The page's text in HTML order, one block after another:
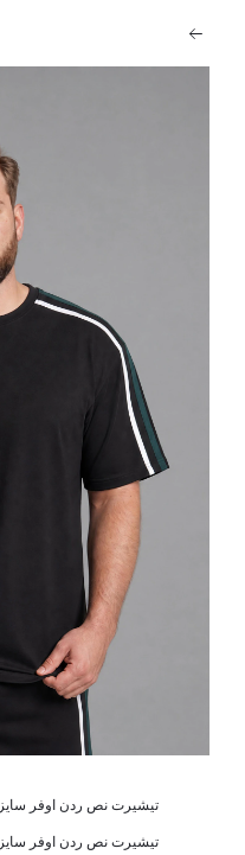
تيشيرت نص ردن اوفر سايز
تيشيرت نص ردن اوفر سايز